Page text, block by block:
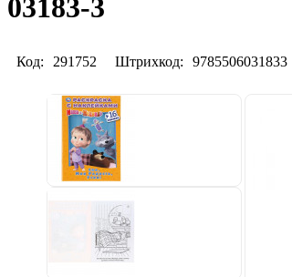
03183-3
Код: 291752 Штрихкод: 9785506031833